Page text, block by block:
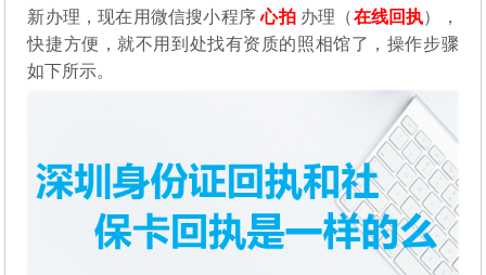
新办理，现在用微信搜小程序心拍办理（在线回执），
快捷方便，就不用到处找有资质的照相馆了，操作步骤
如下所示。